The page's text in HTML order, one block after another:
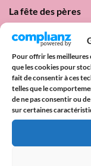
Pour offrir les meilleures
que les cookies pour
fait de consentir à ces
telles que le
de ne pas consentir ou
sur certaines
La fête des pères
Lundi de
d’amour
Date Pride 2025 :
France
DIXOON x Mois
Ciel à Offrir avec